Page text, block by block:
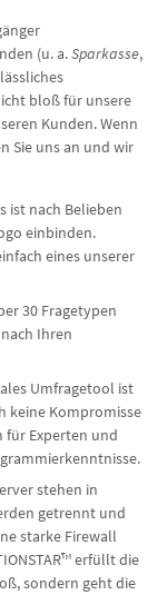
(u. a.Sparkasse,
bloß für unsere
Kunden. Wenn
Sie uns an und wir
ist nach Belieben
einbinden.
eines unserer
30 Fragetypen
Ihren
Umfragetool ist
keine Kompromisse
für Experten und
stehen in
getrennt und
starke Firewall
erfüllt die
sondern geht die